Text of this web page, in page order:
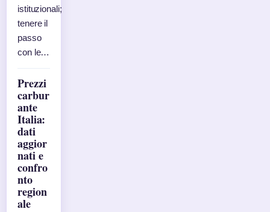
istituzionali;
tenere il
passo
con le…
Prezzi
carbur
ante
Italia:
dati
aggior
nati e
confro
nto
region
ale